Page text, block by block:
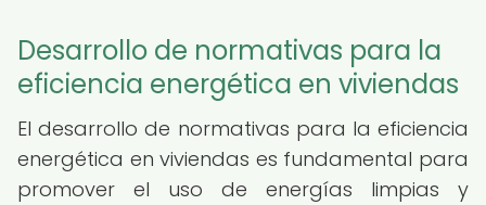
Desarrollo de normativas para la
eficiencia energética en viviendas
El desarrollo de normativas para la eficiencia
energética en viviendas es fundamental para
promover el uso de energías limpias y